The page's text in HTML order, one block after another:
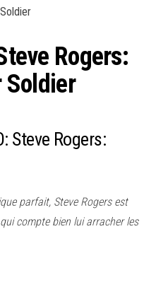
Rogers:
Soldier
Steve Rogers:
parfait, Steve Rogers est
compte bien lui arracher les